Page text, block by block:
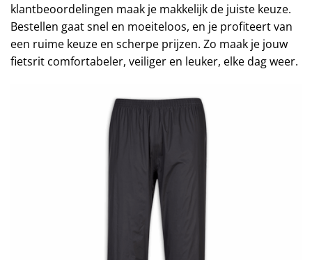
klantbeoordelingen maak je makkelijk de juiste keuze.
Bestellen gaat snel en moeiteloos, en je profiteert van
een ruime keuze en scherpe prijzen. Zo maak je jouw
fietsrit comfortabeler, veiliger en leuker, elke dag weer.